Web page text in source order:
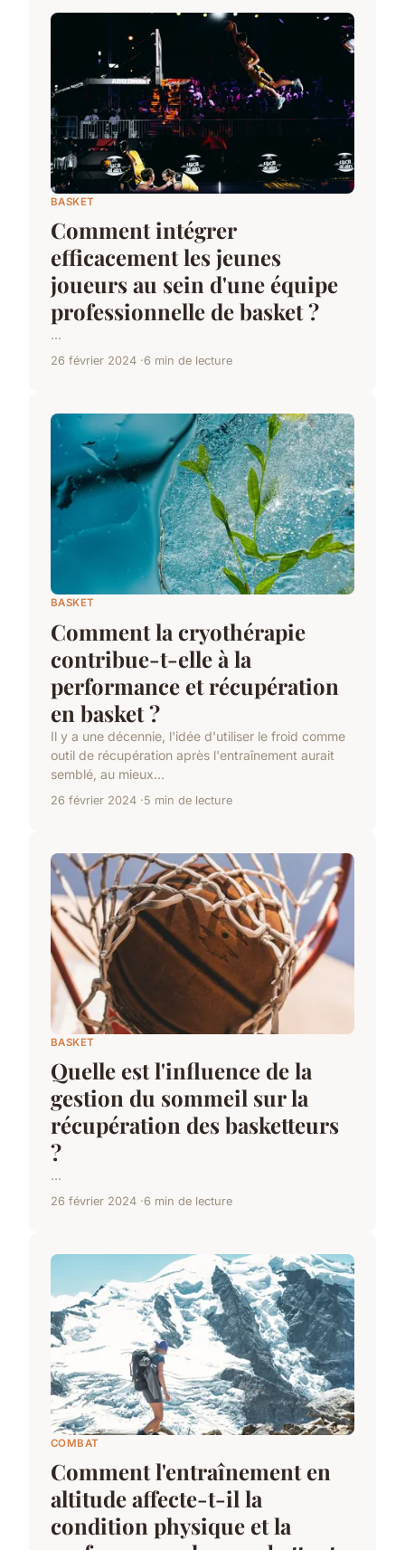
BASKET
Comment intégrer
efficacement les jeunes
joueurs au sein d'une équipe
professionnelle de basket ?
...
26 février 2024 6 min de lecture
BASKET
Comment la cryothérapie
contribue-t-elle à la
performance et récupération
en basket ?
Il y a une décennie, l'idée d'utiliser le froid comme
outil de récupération après l'entraînement aurait
semblé, au mieux...
26 février 2024 5 min de lecture
BASKET
Quelle est l'influence de la
gestion du sommeil sur la
récupération des basketteurs
?
...
26 février 2024 6 min de lecture
COMBAT
Comment l'entraînement en
altitude affecte-t-il la
condition physique et la